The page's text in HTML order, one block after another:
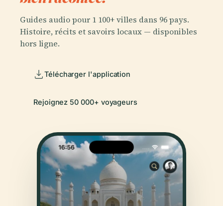
Guides audio pour 1 100+ villes dans 96 pays.
Histoire, récits et savoirs locaux — disponibles
hors ligne.
Télécharger l'application
Rejoignez 50 000+ voyageurs